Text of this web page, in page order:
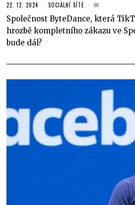
22. 12. 2024 SOCIÁLNÍ SÍTĚ
Společnost ByteDance, která
hrozbě kompletního zákazu ve
bude dál?